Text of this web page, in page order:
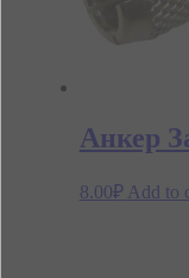
Анкер
8.00₽ Add to